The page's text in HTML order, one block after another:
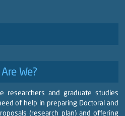
We?
and graduate studies
of help in preparing Doctoral and
(research plan) and offering